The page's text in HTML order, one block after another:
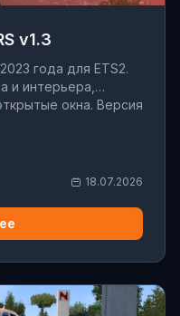
v1.3
года для ETS2.
и интерьера,
окна. Версия
18.07.2026